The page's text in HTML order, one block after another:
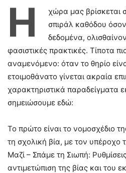
Η
χώρα μας βρίσκεται
σπιράλ καθόδου
δεδομένα,
φασιστικές πρακτικές. Τίποτα
αναμενόμενο: όταν το θηρίο
ετοιμοθάνατο γίνεται ακραία
χαρακτηριστικά παραδείγματα
σημειώσουμε εδώ:
Το πρώτο είναι το νομοσχέδιο
τη σχολική βία, με τον υπέροχο
Μαζί – Σπάμε τη Σιωπή:
αντιμετώπιση της βίας και του